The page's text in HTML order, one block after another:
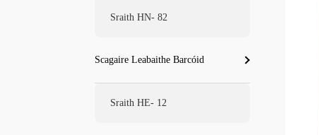
Sraith HN- 82
Scagaire Leabaithe Barcóid
Sraith HE- 12